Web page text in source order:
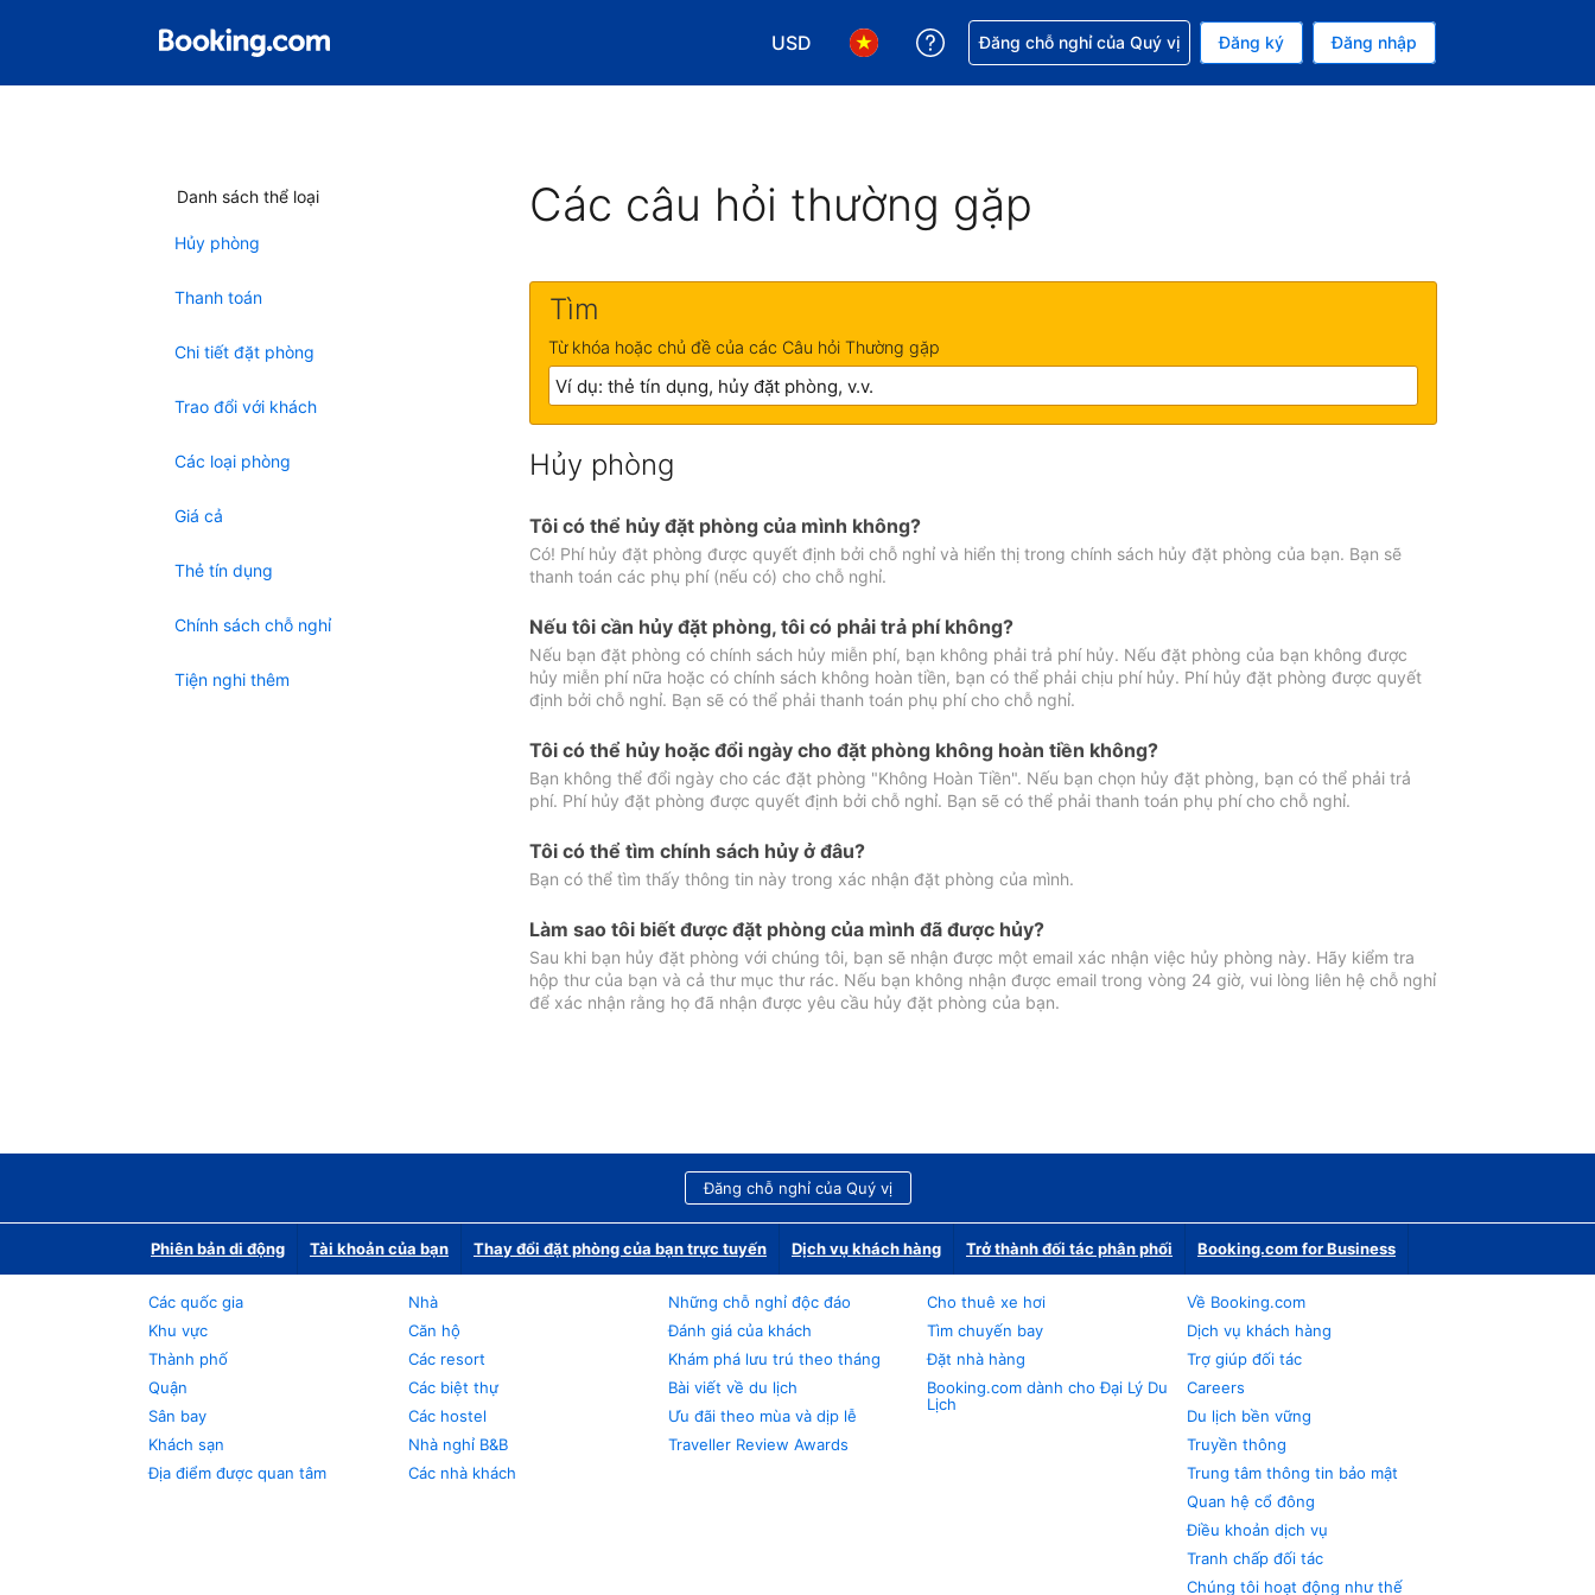
USD
Chọn loại tiền tệ của bạn. Loại tiền tệ hiện tại của bạn là Đô la Mỹ
Chọn ngôn ngữ của bạn. Ngôn ngữ hiện tại của bạn là Tiếng Việt
Nhận trợ giúp với đặt chỗ
Đăng chỗ nghỉ của Quý vị Đăng ký Đăng nhập
Danh sách thể loại
Hủy phòng
Thanh toán
Chi tiết đặt phòng
Trao đổi với khách
Các loại phòng
Giá cả
Thẻ tín dụng
Chính sách chỗ nghỉ
Tiện nghi thêm
Các câu hỏi thường gặp
Tìm
Từ khóa hoặc chủ đề của các Câu hỏi Thường gặp
Hủy phòng
Tôi có thể hủy đặt phòng của mình không?
Có! Phí hủy đặt phòng được quyết định bởi chỗ nghỉ và hiển thị trong chính sách hủy đặt phòng của bạn. Bạn sẽ
thanh toán các phụ phí (nếu có) cho chỗ nghỉ.
Nếu tôi cần hủy đặt phòng, tôi có phải trả phí không?
Nếu bạn đặt phòng có chính sách hủy miễn phí, bạn không phải trả phí hủy. Nếu đặt phòng của bạn không được
hủy miễn phí nữa hoặc có chính sách không hoàn tiền, bạn có thể phải chịu phí hủy. Phí hủy đặt phòng được quyết
định bởi chỗ nghỉ. Bạn sẽ có thể phải thanh toán phụ phí cho chỗ nghỉ.
Tôi có thể hủy hoặc đổi ngày cho đặt phòng không hoàn tiền không?
Bạn không thể đổi ngày cho các đặt phòng "Không Hoàn Tiền". Nếu bạn chọn hủy đặt phòng, bạn có thể phải trả
phí. Phí hủy đặt phòng được quyết định bởi chỗ nghỉ. Bạn sẽ có thể phải thanh toán phụ phí cho chỗ nghỉ.
Tôi có thể tìm chính sách hủy ở đâu?
Bạn có thể tìm thấy thông tin này trong xác nhận đặt phòng của mình.
Làm sao tôi biết được đặt phòng của mình đã được hủy?
Sau khi bạn hủy đặt phòng với chúng tôi, bạn sẽ nhận được một email xác nhận việc hủy phòng này. Hãy kiểm tra
hộp thư của bạn và cả thư mục thư rác. Nếu bạn không nhận được email trong vòng 24 giờ, vui lòng liên hệ chỗ nghỉ
để xác nhận rằng họ đã nhận được yêu cầu hủy đặt phòng của bạn.
Đăng chỗ nghỉ của Quý vị
Phiên bản di động Tài khoản của bạn Thay đổi đặt phòng của bạn trực tuyến Dịch vụ khách hàng Trở thành đối tác phân phối Booking.com for Business
Các quốc gia
Khu vực
Thành phố
Quận
Sân bay
Khách sạn
Địa điểm được quan tâm
Nhà
Căn hộ
Các resort
Các biệt thự
Các hostel
Nhà nghỉ B&B
Các nhà khách
Những chỗ nghỉ độc đáo
Đánh giá của khách
Khám phá lưu trú theo tháng
Bài viết về du lịch
Ưu đãi theo mùa và dịp lễ
Traveller Review Awards
Cho thuê xe hơi
Tìm chuyến bay
Đặt nhà hàng
Booking.com dành cho Đại Lý Du
Lịch
Về Booking.com
Dịch vụ khách hàng
Trợ giúp đối tác
Careers
Du lịch bền vững
Truyền thông
Trung tâm thông tin bảo mật
Quan hệ cổ đông
Điều khoản dịch vụ
Tranh chấp đối tác
Chúng tôi hoạt động như thế